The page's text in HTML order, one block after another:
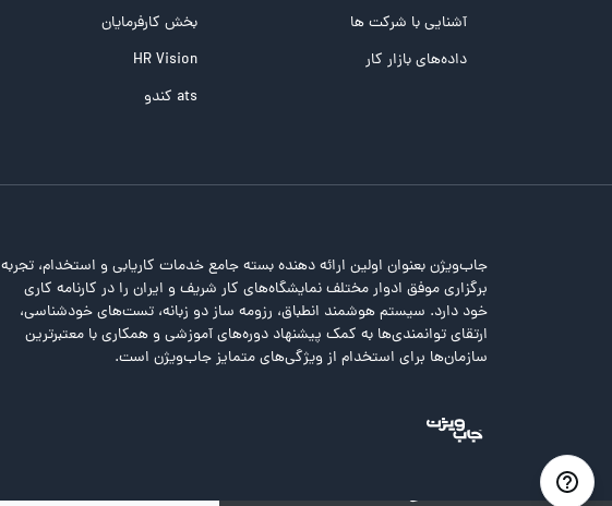
تست NEO
تست هوش های چندگانه
آشنایی با شرکت ها
داده‌های بازار کار
بخش کارفرمایان
HR Vision
ats کندو
جاب‌ویژن بعنوان اولین ارائه دهنده بسته جامع خدمات کاریابی و استخدام، تجربه
برگزاری موفق ادوار مختلف نمایشگاه‌های کار شریف و ایران را در کارنامه کاری
خود دارد. سیستم هوشمند انطباق، رزومه ساز دو زبانه، تست‌های خودشناسی،
ارتقای توانمندی‌ها به کمک پیشنهاد دوره‌های آموزشی و همکاری با معتبرترین
سازمان‌ها برای استخدام از ویژگی‌های متمایز جاب‌ویژن است.